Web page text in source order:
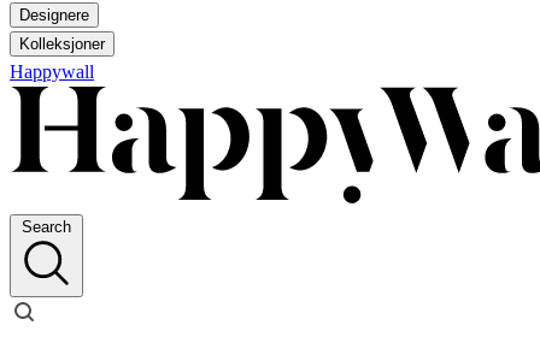
Designere
Kolleksjoner
Happywall
Search